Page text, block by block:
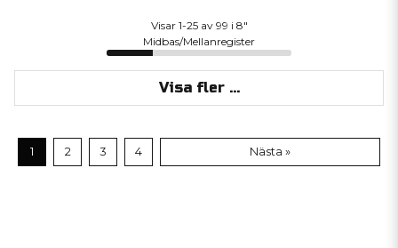
Visar 1-25 av 99 i 8"
Midbas/Mellanregister
Visa fler ...
1 2 3 4 Nästa »